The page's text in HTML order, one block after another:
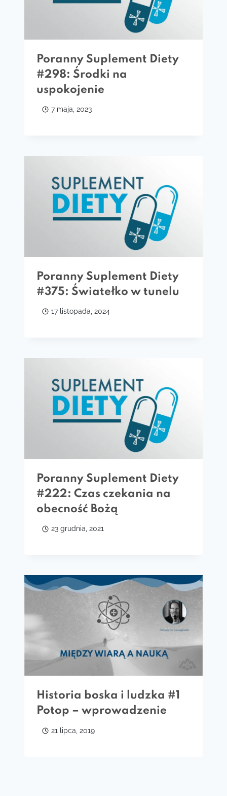
Poranny Suplement Diety
#298: Środki na
uspokojenie
7 maja, 2023
Poranny Suplement Diety
#375: Światełko w tunelu
17 listopada, 2024
Poranny Suplement Diety
#222: Czas czekania na
obecność Bożą
23 grudnia, 2021
Historia boska i ludzka #1
Potop – wprowadzenie
21 lipca, 2019